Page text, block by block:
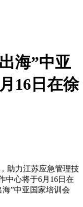
海”中亚
16日在徐
助力江苏应急管理技
中心将于6月16日在
”中亚国家培训会